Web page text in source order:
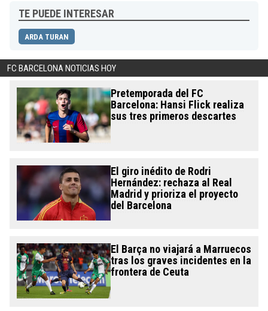
TE PUEDE INTERESAR
ARDA TURAN
FC BARCELONA NOTICIAS HOY
Pretemporada del FC
Barcelona: Hansi Flick realiza
sus tres primeros descartes
El giro inédito de Rodri
Hernández: rechaza al Real
Madrid y prioriza el proyecto
del Barcelona
El Barça no viajará a Marruecos
tras los graves incidentes en la
frontera de Ceuta